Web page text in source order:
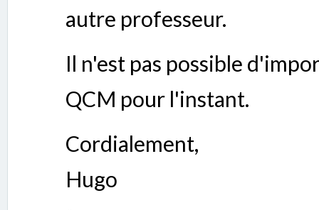
autre professeur.
Il n'est pas possible
QCM pour l'instant.
Cordialement,
Hugo